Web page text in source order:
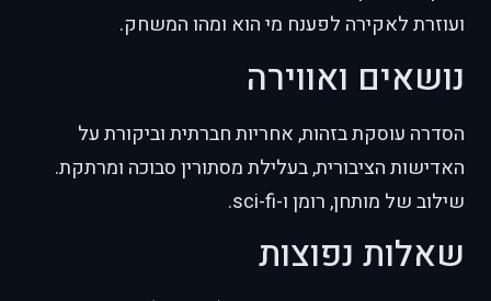
ועוזרת לאקירה לפענח מי הוא ומהו המשחק.
נושאים ואווירה
הסדרה עוסקת בזהות, אחריות חברתית וביקורת על
האדישות הציבורית, בעלילת מסתורין סבוכה ומרתקת.
שילוב של מותחן, רומן ו-sci-fi.
שאלות נפוצות